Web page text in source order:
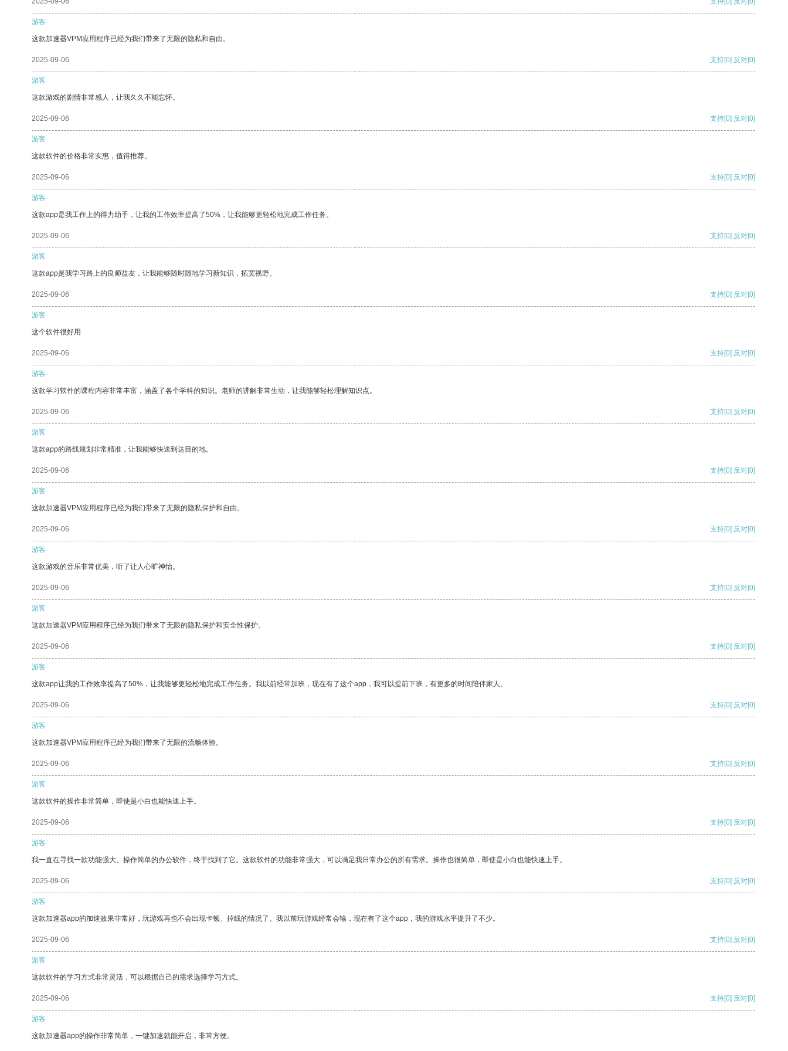
游客
这款加速器VPM应用程序已经为我们带来了无限的隐私和自由。
2025-09-06 支持[0] 反对[0]
游客
这款游戏的剧情非常感人，让我久久不能忘怀。
2025-09-06 支持[0] 反对[0]
游客
这款软件的价格非常实惠，值得推荐。
2025-09-06 支持[0] 反对[0]
游客
这款app是我工作上的得力助手，让我的工作效率提高了50%，让我能够更轻松地完成工作任务。
2025-09-06 支持[0] 反对[0]
游客
这款app是我学习路上的良师益友，让我能够随时随地学习新知识，拓宽视野。
2025-09-06 支持[0] 反对[0]
游客
这个软件很好用
2025-09-06 支持[0] 反对[0]
游客
这款学习软件的课程内容非常丰富，涵盖了各个学科的知识。老师的讲解非常生动，让我能够轻松理解知识点。
2025-09-06 支持[0] 反对[0]
游客
这款app的路线规划非常精准，让我能够快速到达目的地。
2025-09-06 支持[0] 反对[0]
游客
这款加速器VPM应用程序已经为我们带来了无限的隐私保护和自由。
2025-09-06 支持[0] 反对[0]
游客
这款游戏的音乐非常优美，听了让人心旷神怡。
2025-09-06 支持[0] 反对[0]
游客
这款加速器VPM应用程序已经为我们带来了无限的隐私保护和安全性保护。
2025-09-06 支持[0] 反对[0]
游客
这款app让我的工作效率提高了50%，让我能够更轻松地完成工作任务。我以前经常加班，现在有了这个app，我可以提前下班，有更多的时间陪伴家人。
2025-09-06 支持[0] 反对[0]
游客
这款加速器VPM应用程序已经为我们带来了无限的流畅体验。
2025-09-06 支持[0] 反对[0]
游客
这款软件的操作非常简单，即使是小白也能快速上手。
2025-09-06 支持[0] 反对[0]
游客
我一直在寻找一款功能强大、操作简单的办公软件，终于找到了它。这款软件的功能非常强大，可以满足我日常办公的所有需求。操作也很简单，即使是小白也能快速上手。
2025-09-06 支持[0] 反对[0]
游客
这款加速器app的加速效果非常好，玩游戏再也不会出现卡顿、掉线的情况了。我以前玩游戏经常会输，现在有了这个app，我的游戏水平提升了不少。
2025-09-06 支持[0] 反对[0]
游客
这款软件的学习方式非常灵活，可以根据自己的需求选择学习方式。
2025-09-06 支持[0] 反对[0]
游客
这款加速器app的操作非常简单，一键加速就能开启，非常方便。